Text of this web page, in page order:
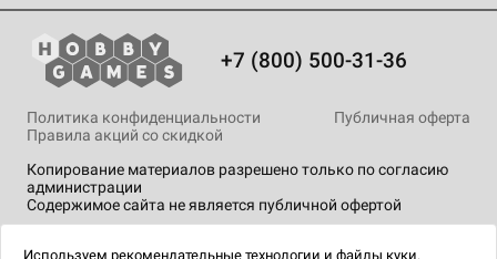
+7 (800) 500-31-36
Копирование материалов разрешено только по согласию
администрации
Содержимое сайта не является публичной офертой
Политика конфиденциальности
Публичная оферта
Правила акций со скидкой
технологии.
Используем рекомендательные технологии и файлы куки.